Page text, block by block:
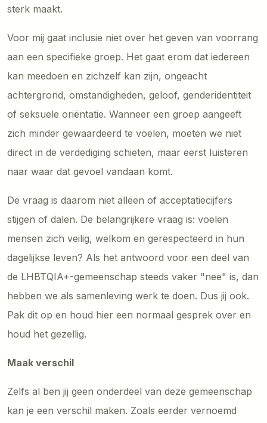
sterk maakt.
Voor mij gaat inclusie niet over het geven van voorrang
aan een specifieke groep. Het gaat erom dat iedereen
kan meedoen en zichzelf kan zijn, ongeacht
achtergrond, omstandigheden, geloof, genderidentiteit
of seksuele oriëntatie. Wanneer een groep aangeeft
zich minder gewaardeerd te voelen, moeten we niet
direct in de verdediging schieten, maar eerst luisteren
naar waar dat gevoel vandaan komt.
De vraag is daarom niet alleen of acceptatiecijfers
stijgen of dalen. De belangrijkere vraag is: voelen
mensen zich veilig, welkom en gerespecteerd in hun
dagelijkse leven? Als het antwoord voor een deel van
de LHBTQIA+-gemeenschap steeds vaker "nee" is, dan
hebben we als samenleving werk te doen. Dus jij ook.
Pak dit op en houd hier een normaal gesprek over en
houd het gezellig.
Maak verschil
Zelfs al ben jij geen onderdeel van deze gemeenschap
kan je een verschil maken. Zoals eerder vernoemd